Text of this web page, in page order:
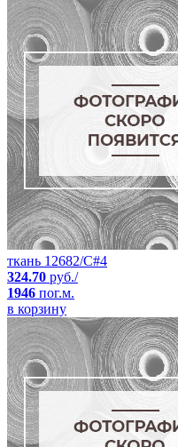
ткань 12682/C#4
324.70 руб./
1946 пог.м.
в корзину